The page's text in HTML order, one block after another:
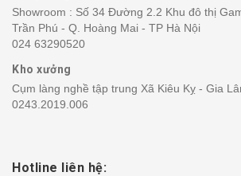
Showroom : Số 34 Đường 2.2 Khu đô thị
Trần Phú - Q. Hoàng Mai - TP Hà Nội
024 63290520
Kho xưởng
Cụm làng nghề tập trung Xã Kiêu Kỵ - Gia
0243.2019.006
Hotline liên hệ: